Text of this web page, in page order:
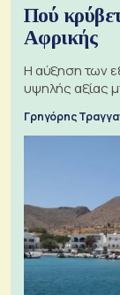
Πού
Αφρικής
Η αύξηση των
υψηλής αξίας
Γρηγόρης